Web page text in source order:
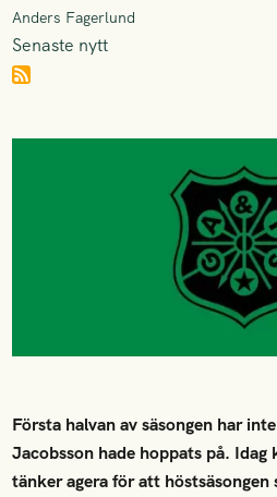
Anders Fagerlund
Senaste nytt
Första halvan av säsongen har
Jacobsson hade hoppats på. Idag
tänker agera för att